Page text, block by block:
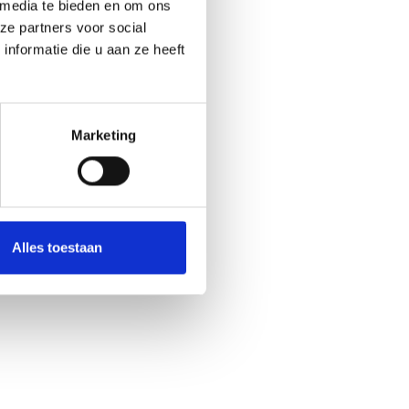
te bieden en om ons
partners voor social
die u aan ze heeft
Marketing
Alles toestaan